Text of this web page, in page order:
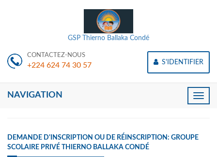
GSP Thierno Ballaka Condé
CONTACTEZ-NOUS
+224 624 74 30 57 S'IDENTIFIER
Toggle
NAVIGATION
DEMANDE D'INSCRIPTION OU DE RÉINSCRIPTION: GROUPE
SCOLAIRE PRIVÉ THIERNO BALLAKA CONDÉ